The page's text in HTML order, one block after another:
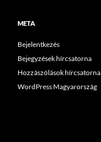
META
Bejelentkezés
Bejegyzések hírcsatorna
Hozzászólások hírcsatorna
WordPress Magyarország